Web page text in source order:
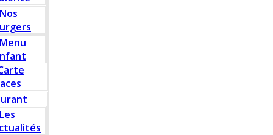
Nos
Menu
Les